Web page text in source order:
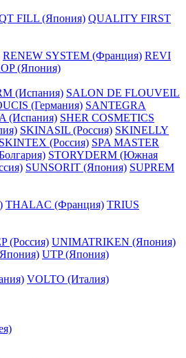
FILL (Япония) QUALITY FIRST
RENEW SYSTEM (Франция) REVI
(Япония)
(Испания) SALON DE FLOUVEIL
(Германия) SANTEGRA
(Испания) SHER COSMETICS
SKINASIL (Россия) SKINELLY
SKINTEX (Россия) SPA MASTER
STORYDERM (Южная
SUNSORIT (Япония) SUPREM
THALAC (Франция) TRIUS
(Россия) UNIMATRIKEN (Япония)
UTP (Япония)
VOLTO (Италия)